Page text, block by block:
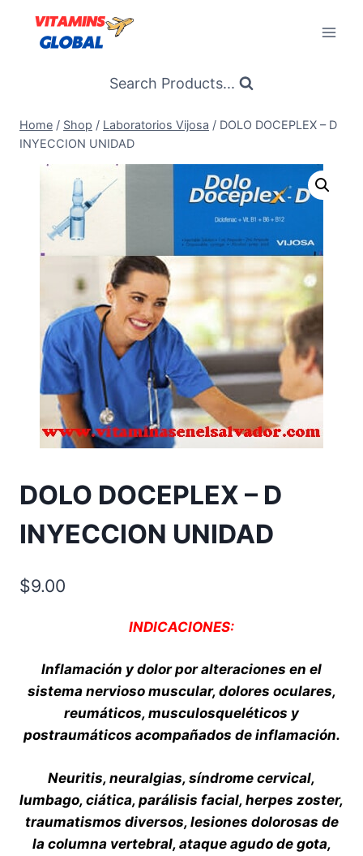
content
Search Products...
Home / Shop / Laboratorios Vijosa / DOLO DOCEPLEX – D
INYECCION UNIDAD
DOLO DOCEPLEX – D
INYECCION UNIDAD
$9.00
INDICACIONES:
Inflamación y dolor por alteraciones en el
sistema nervioso muscular, dolores oculares,
reumáticos, musculosqueléticos y
postraumáticos acompañados de inflamación.
Neuritis, neuralgias, síndrome cervical,
lumbago, ciática, parálisis facial, herpes zoster,
traumatismos diversos, lesiones dolorosas de
la columna vertebral, ataque agudo de gota,